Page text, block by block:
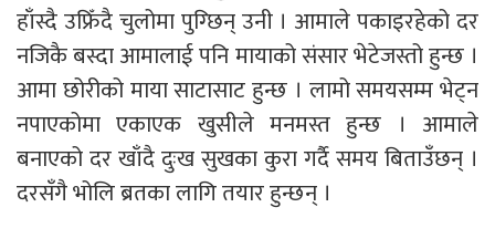
हाँस्दै उफ्रिँदै चुलोमा पुग्छिन् उनी । आमाले पकाइरहेको दर
नजिकै बस्दा आमालाई पनि मायाको संसार भेटेजस्तो हुन्छ ।
आमा छोरीको माया साटासाट हुन्छ । लामो समयसम्म भेट्न
नपाएकोमा एकाएक खुसीले मनमस्त हुन्छ । आमाले
बनाएको दर खाँदै दुःख सुखका कुरा गर्दै समय बिताउँछन् ।
दरसँगै भोलि ब्रतका लागि तयार हुन्छन् ।